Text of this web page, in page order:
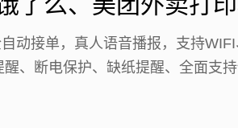
动接单，真人语音播报，支持
、断电保护、缺纸提醒、全面支